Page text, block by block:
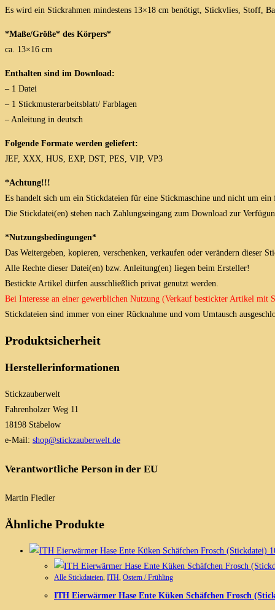
Es wird ein Stickrahmen mindestens 13×18 cm benötigt, Stickvlies, Stoff,
*Maße/Größe* des Körpers*
ca. 13×16 cm
Enthalten sind im Download:
– 1 Datei
– 1 Stickmusterarbeitsblatt/ Farblagen
– Anleitung in deutsch
Folgende Formate werden geliefert:
JEF, XXX, HUS, EXP, DST, PES, VIP, VP3
*Achtung!!!
Es handelt sich um ein Stickdateien für eine Stickmaschine und nicht um
Die Stickdatei(en) stehen nach Zahlungseingang zum Download zur
*Nutzungsbedingungen*
Das Weitergeben, kopieren, verschenken, verkaufen oder verändern dieser
Alle Rechte dieser Datei(en) bzw. Anleitung(en) liegen beim Ersteller!
Bestickte Artikel dürfen ausschließlich privat genutzt werden.
Bei Interesse an einer gewerblichen Nutzung (Verkauf bestickter Artikel
Stickdateien sind immer von einer Rücknahme und vom Umtausch
Produktsicherheit
Herstellerinformationen
Stickzauberwelt
Fahrenholzer Weg 11
18198 Stäbelow
e-Mail: shop@stickzauberwelt.de
Verantwortliche Person in der EU
Martin Fiedler
Ähnliche Produkte
Alle Stickdateien ITH Ostern / Frühling
ITH Eierwärmer Hase Ente Küken Schäfchen Frosch